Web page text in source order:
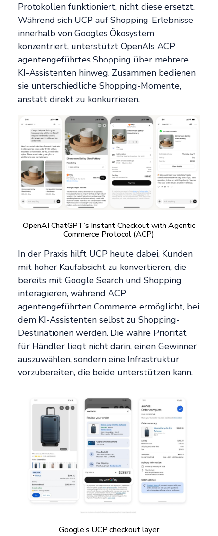
Protokollen funktioniert, nicht diese ersetzt.
Während sich UCP auf Shopping-Erlebnisse
innerhalb von Googles Ökosystem
konzentriert, unterstützt OpenAIs ACP
agentengeführtes Shopping über mehrere
KI-Assistenten hinweg. Zusammen bedienen
sie unterschiedliche Shopping-Momente,
anstatt direkt zu konkurrieren.
OpenAI ChatGPT’s Instant Checkout with Agentic
Commerce Protocol (ACP)
In der Praxis hilft UCP heute dabei, Kunden
mit hoher Kaufabsicht zu konvertieren, die
bereits mit Google Search und Shopping
interagieren, während ACP
agentengeführten Commerce ermöglicht, bei
dem KI-Assistenten selbst zu Shopping-
Destinationen werden. Die wahre Priorität
für Händler liegt nicht darin, einen Gewinner
auszuwählen, sondern eine Infrastruktur
vorzubereiten, die beide unterstützen kann.
Google’s UCP checkout layer